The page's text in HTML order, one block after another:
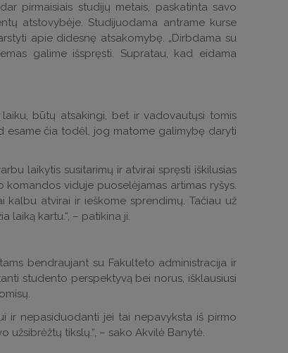
pirmaisiais studijų metais, paskatinta savo
atstovybėje. Studijuodama antrame kurse
apie didesnę atsakomybę. „Dirbdama su
galime išspręsti. Supratau, kad eidama
būtų atsakingi, bet ir vadovautųsi tomis
esame čia todėl, jog matome galimybę daryti
laikytis susitarimų ir atvirai spręsti iškilusias
viduje puoselėjamas artimas ryšys.
kalbu atvirai ir ieškome sprendimų. Tačiau už
laiką kartu.“, – patikina ji.
bendraujant su Fakulteto administracija ir
studento perspektyvą bei norus, išklausiusi
ir nepasiduodanti jei tai nepavyksta iš pirmo
užsibrėžtų tikslų.“, – sako Akvilė Banytė.